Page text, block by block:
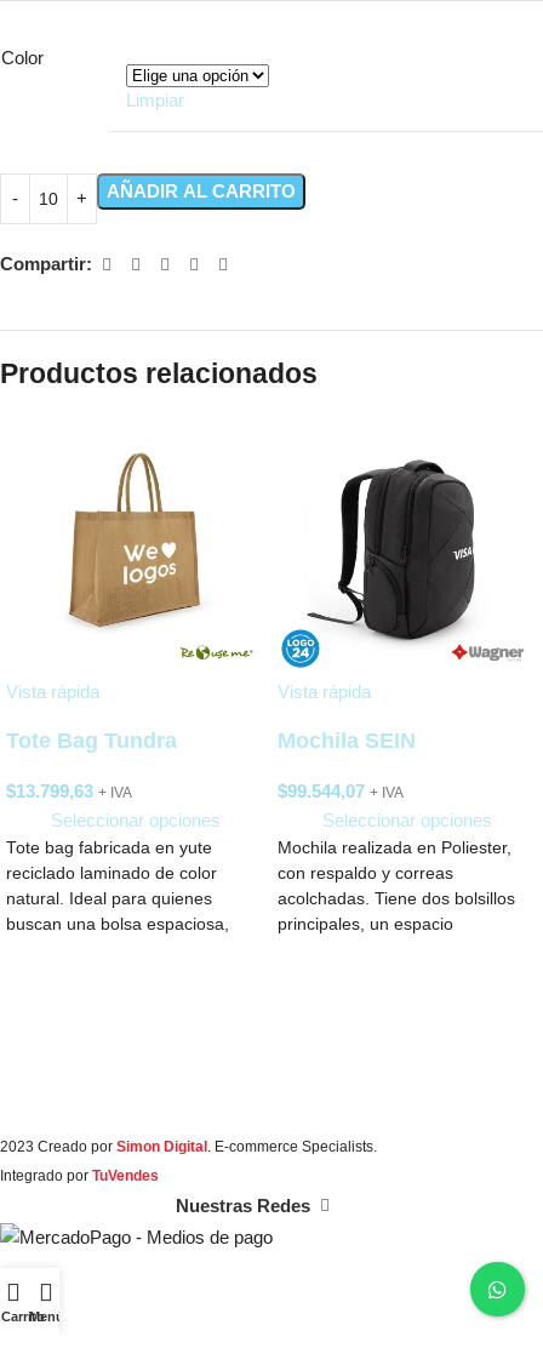
Color
Limpiar
AÑADIR AL CARRITO
Compartir:
Productos relacionados
Vista rápida
Tote Bag Tundra
$13.799,63 + IVA
Seleccionar opciones
Tote bag fabricada en yute
reciclado laminado de color
natural. Ideal para quienes
buscan una bolsa espaciosa,
Vista rápida
Mochila SEIN
$99.544,07 + IVA
Seleccionar opciones
Mochila realizada en Poliester,
con respaldo y correas
acolchadas. Tiene dos bolsillos
principales, un espacio
2023 Creado por Simon Digital . E-commerce Specialists.
Integrado por TuVendes
Nuestras Redes
CarritoMenú